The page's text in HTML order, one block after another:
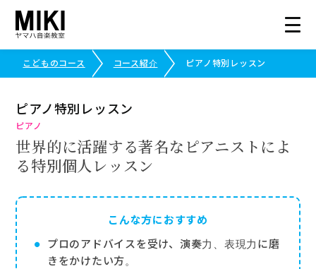
こどものコース
コース紹介
写真で見る三木楽器
こどものコース コース紹介 ピアノ特別レッスン
ピアノ特別レッスン
ピアノ
世界的に活躍する著名なピアニストによ
る特別個人レッスン
こんな方におすすめ
プロのアドバイスを受け、演奏力、表現力に磨
きをかけたい方。